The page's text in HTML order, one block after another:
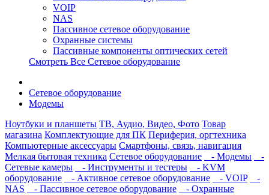
VOIP
NAS
Пассивное сетевое оборудование
Охранные системы
Пассивные компоненты оптических сетей
Смотреть Все Сетевое оборудование
Сетевое оборудование
Модемы
Ноутбуки и планшеты ТВ, Аудио, Видео, Фото Товар
магазина Комплектующие для ПК Периферия, оргтехника
Компьютерные аксессуары Смартфоны, связь, навигация
Мелкая бытовая техника Сетевое оборудование - Модемы
-
Сетевые камеры
- Инструменты и тестеры
- KVM
оборудование
- Активное сетевое оборудование - VOIP
-
NAS
- Пассивное сетевое оборудование
- Охранные